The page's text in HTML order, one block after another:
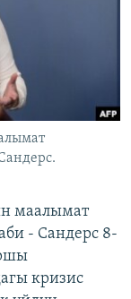
маалымат
- Сандерс 8-
кризис